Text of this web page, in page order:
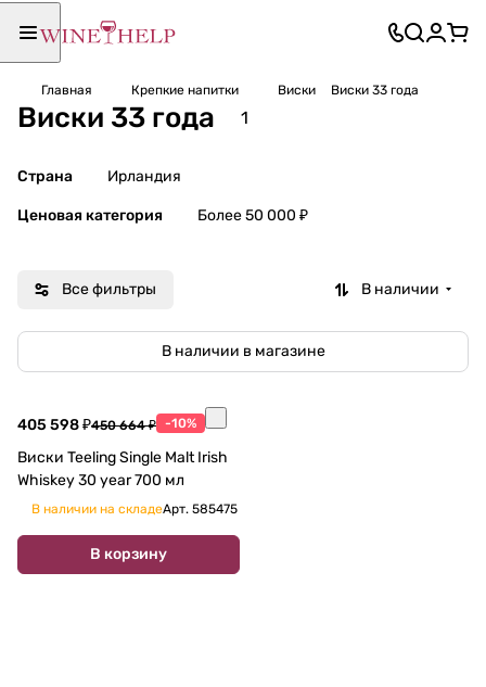
Главная Крепкие напитки Виски Виски 33 года
Виски 33 года 1
Страна Ирландия
Ценовая категория Более 50 000 ₽
Все фильтры В наличии
В наличии в магазине
405 598 ₽450 664 ₽ -10%
Виски Teeling Single Malt Irish
Whiskey 30 year 700 мл
В наличии на складеАрт. 585475
В корзину